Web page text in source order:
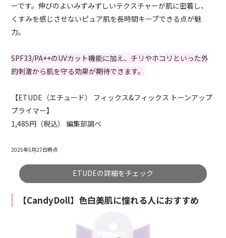
ーです。伸びのよいみずみずしいテクスチャーが肌に密着し、
くすみを感じさせないピュア肌を長時間キープできる点が魅
力。
SPF33/PA++のUVカット機能に加え、チリやホコリといった外
的刺激から肌を守る効果が期待できます。
【ETUDE（エチュード） フィックス&フィックス トーンアップ
プライマー】
1,485円（税込） 編集部調べ
2025年5月27日時点
ETUDEの詳細をチェック
【CandyDoll】色白美肌に憧れる人におすすめ